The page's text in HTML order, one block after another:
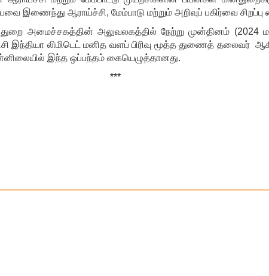
இணைந்து ஆராய்ச்சி, மேம்பாடு மற்றும் அறிவுப் பகிர்வை
அமைச்சகத்தின் அலுவலகத்தில் நேற்று முன்தினம் (2024
இந்தியா லிமிடெட் மனித வளப் பிரிவு மூத்த துணைத்
இந்த ஒப்பந்தம் கையெழுத்தானது.
***